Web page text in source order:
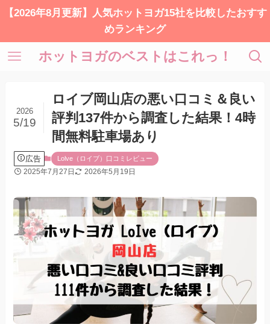
【2026年8月更新】人気ホットヨガ15社を比較したおすす
めランキング
ホットヨガのベストはこれっ！
ロイブ岡山店の悪い口コミ＆良い
評判137件から調査した結果！4時
間無料駐車場あり
2026
5/19
広告 Lolve（ロイブ）口コミレビュー
2025年7月27日 2026年5月19日